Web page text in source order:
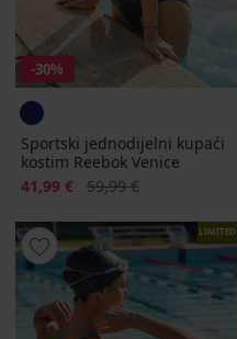
-30%
Sportski jednodijelni kupaći
kostim Reebok Venice
Popust
41,99 € Prvobitna cijena
59,99 €
LIMITED